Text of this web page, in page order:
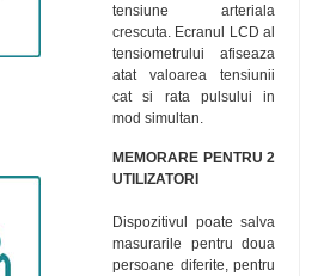
tensiune arteriala
crescuta. Ecranul LCD al
tensiometrului afiseaza
atat valoarea tensiunii
cat si rata pulsului in
mod simultan.
MEMORARE PENTRU 2
UTILIZATORI
Dispozitivul poate salva
masurarile pentru doua
persoane diferite, pentru